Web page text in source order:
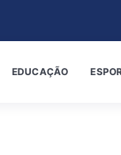
EDUCAÇÃO